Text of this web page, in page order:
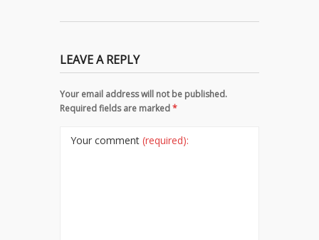
LEAVE A REPLY
Your email address will not be published.
Required fields are marked*
Your comment (required):